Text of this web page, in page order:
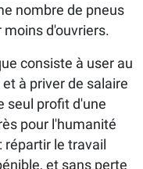
nombre de pneus
d'ouvriers.
consiste à user au
à priver de salaire
seul profit d'une
pour l'humanité
répartir le travail
et sans perte